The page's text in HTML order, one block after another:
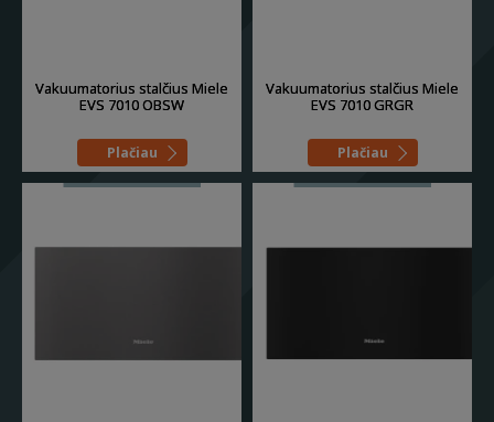
Vakuumatorius stalčius Miele
EVS 7010 OBSW
Plačiau
Vakuumatorius stalčius Miele
EVS 7010 GRGR
Plačiau